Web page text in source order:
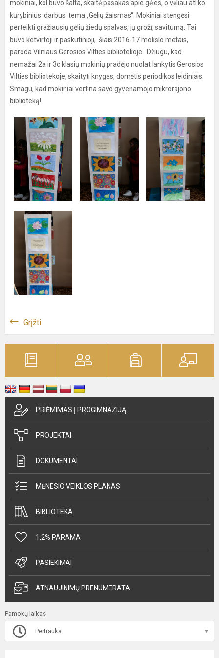
mokiniai, kol buvo šalta, skaitė pasakas apie gėles, o vėliau atliko
kūrybinius darbus tema „Gėlių žaismas“. Mokiniai stengėsi
perteikti gražiausių gėlių žiedų spalvas, jų grožį, savitumą. Tai
buvo ketvirtoji ir paskutinioji, šiais 2016-17 mokslo metais,
paroda Vilniaus Gerosios Vilties bibliotekoje. Džiugu, kad
nemažai 2a ir 3c klasių mokinių pradėjo nuolat lankytis Gerosios
Vilties bibliotekoje, skaityti knygas, domėtis periodikos leidiniais.
Smagu, kad mokiniai vertina savo gyvenamojo mikrorajono
biblioteką!
Grįžti
PRIĖMIMAS Į PROGIMNAZIJĄ
PROJEKTAI
DOKUMENTAI
MĖNESIO VEIKLOS PLANAS
BIBLIOTEKA
1,2% PARAMA
PASIEKIMAI
ATNAUJINIMŲ PRENUMERATA
Pamokų laikas
Pertrauka